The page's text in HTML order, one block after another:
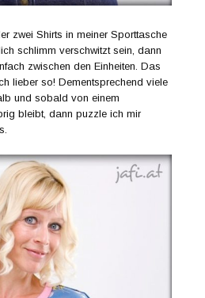
zwei Shirts in meiner Sporttasche
schlimm verschwitzt sein, dann
zwischen den Einheiten. Das
lieber so! Dementsprechend viele
und sobald von einem
bleibt, dann puzzle ich mir